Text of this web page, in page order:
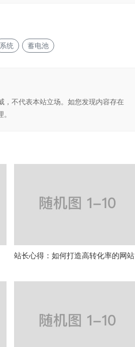
系统 蓄电池
，不代表本站立场。如您发现内容存在
站长心得：如何打造高转化率的网站